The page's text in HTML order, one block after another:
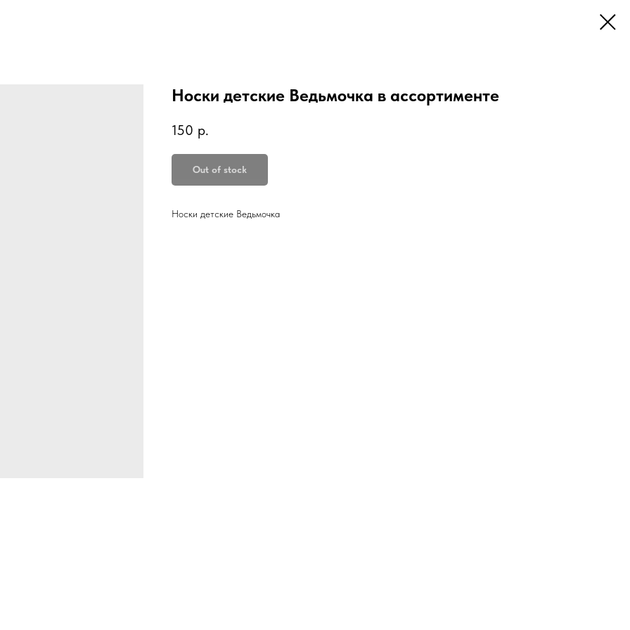
Носки детские Ведьмочка в ассортименте
150 р.
Out of stock
Носки детские Ведьмочка